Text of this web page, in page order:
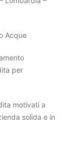
Acque
per
motivati a
solida e in